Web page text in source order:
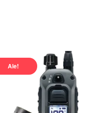
Ale!